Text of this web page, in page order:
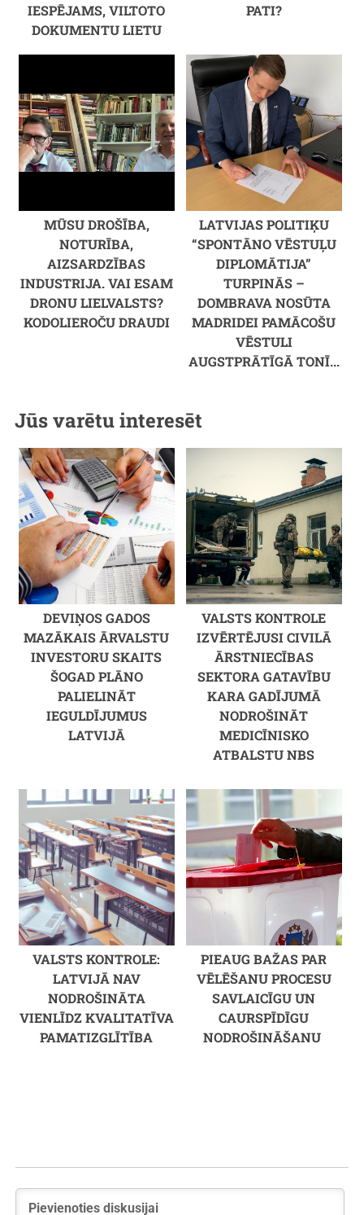
IESPĒJAMS, VILTOTO
DOKUMENTU LIETU
PATI?
MŪSU DROŠĪBA,
NOTURĪBA,
AIZSARDZĪBAS
INDUSTRIJA. VAI ESAM
DRONU LIELVALSTS?
KODOLIEROČU DRAUDI
LATVIJAS POLITIĶU
“SPONTĀNO VĒSTUĻU
DIPLOMĀTIJA”
TURPINĀS –
DOMBRAVA NOSŪTA
MADRIDEI PAMĀCOŠU
VĒSTULI
AUGSTPRĀTĪGĀ TONĪ...
Jūs varētu interesēt
DEVIŅOS GADOS
MAZĀKAIS ĀRVALSTU
INVESTORU SKAITS
ŠOGAD PLĀNO
PALIELINĀT
IEGULDĪJUMUS
LATVIJĀ
VALSTS KONTROLE
IZVĒRTĒJUSI CIVILĀ
ĀRSTNIECĪBAS
SEKTORA GATAVĪBU
KARA GADĪJUMĀ
NODROŠINĀT
MEDICĪNISKO
ATBALSTU NBS
VALSTS KONTROLE:
LATVIJĀ NAV
NODROŠINĀTA
VIENLĪDZ KVALITATĪVA
PAMATIZGLĪTĪBA
PIEAUG BAŽAS PAR
VĒLĒŠANU PROCESU
SAVLAICĪGU UN
CAURSPĪDĪGU
NODROŠINĀŠANU